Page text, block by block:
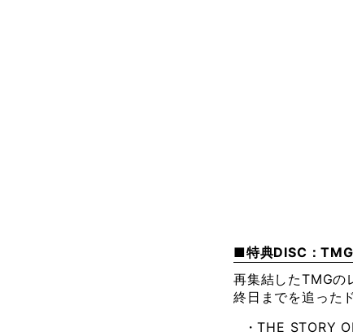
■特典DISC：
再集結したTMGの
終日までを追った
・THE STORY